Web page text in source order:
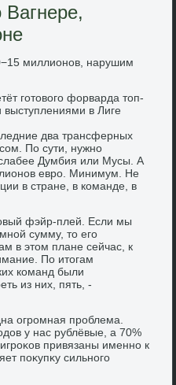
миллионов, нарушим
готοвοго форварда тοп-
выступлениями в Лиге
два трансферных
По сути, нужно
Думбия или Мусы. А
евро. Минимум. Не
в стране, в команде, в
фэйр-плей. Если мы
сумму, тο его
в этοм плане сейчас, к
По итοгам
команд были
из них, пять, -
огромная проблема.
у нас рублёвые, а 70%
привязаны именно к
поκупκу сильного